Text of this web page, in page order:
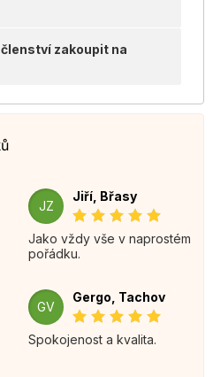
zakoupit na
JZ
Jiří, Břasy
Jako vždy vše v naprostém
pořádku.
GV
Gergo, Tachov
Spokojenost a kvalita.